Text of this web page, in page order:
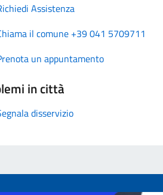
Assistenza
il comune +39 041 5709711
un appuntamento
in città
disservizio